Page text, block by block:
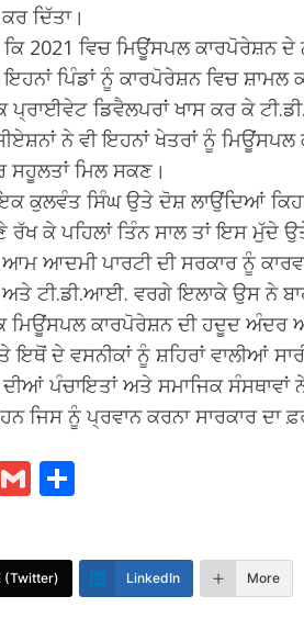
ਦਿੱਤਾ।
2021 ਵਿਚ ਮਿਊਂਸਪਲ ਕਾਰਪੋਰੇਸ਼ਨ ਦੇ
ਪਿੰਡਾਂ ਨੂੰ ਕਾਰਪੋਰੇਸ਼ਨ ਵਿਚ ਸ਼ਾਮਲ
ਪ੍ਰਾਈਵੇਟ ਡਿਵੈਲਪਰਾਂ ਖਾਸ ਕਰ ਕੇ
ਨੇ ਵੀ ਇਹਨਾਂ ਖੇਤਰਾਂ ਨੂੰ ਮਿਊਂਸਪਲ
ਸਹੂਲਤਾਂ ਮਿਲ ਸਕਣ।
ਕੁਲਵੰਤ ਸਿੰਘ ਉਤੇ ਦੋਸ਼ ਲਾਉਂਦਿਆਂ
ਰੱਖ ਕੇ ਪਹਿਲਾਂ ਤਿੰਨ ਸਾਲ ਤਾਂ ਇਸ ਮੁੱਦੇ
ਆਦਮੀ ਪਾਰਟੀ ਦੀ ਸਰਕਾਰ ਨੂੰ
ਟੀ.ਡੀ.ਆਈ. ਵਰਗੇ ਇਲਾਕੇ ਉਸ ਨੇ
ਮਿਊਂਸਪਲ ਕਾਰਪੋਰੇਸ਼ਨ ਦੀ ਹਦੂਦ
ਇਥੋਂ ਦੇ ਵਸਨੀਕਾਂ ਨੂੰ ਸ਼ਹਿਰਾਂ ਵਾਲੀਆਂ
ਪੰਚਾਇਤਾਂ ਅਤੇ ਸਮਾਜਿਕ ਸੰਸਥਾਵਾਂ
ਜਿਸ ਨੂੰ ਪ੍ਰਵਾਨ ਕਰਨਾ ਸਾਰਕਾਰ ਦਾ
G
ai
l
ar
e
(Twitter) LinkedIn More